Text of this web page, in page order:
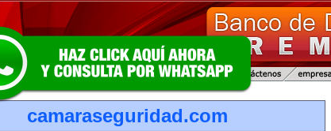
camaraseguridad.com